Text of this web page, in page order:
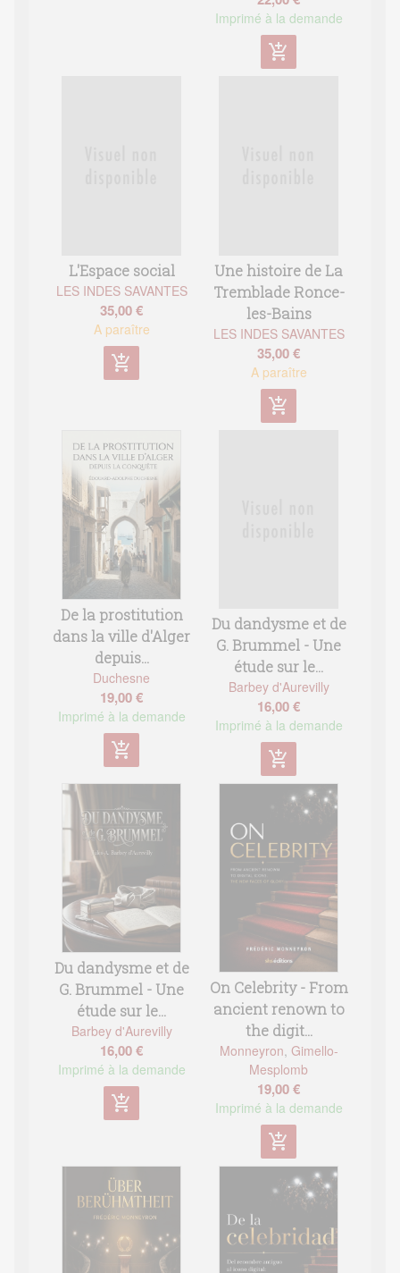
Imprimé à la demande
add_shopping_cart
L'Espace social
LES INDES SAVANTES
35,00 €
A paraître
add_shopping_cart
Une histoire de La
Tremblade Ronce-
les-Bains
LES INDES SAVANTES
35,00 €
A paraître
add_shopping_cart
De la prostitution
dans la ville d'Alger
depuis...
Duchesne
19,00 €
Imprimé à la demande
add_shopping_cart
Du dandysme et de
G. Brummel - Une
étude sur le...
Barbey d'Aurevilly
16,00 €
Imprimé à la demande
add_shopping_cart
Du dandysme et de
G. Brummel - Une
étude sur le...
Barbey d'Aurevilly
16,00 €
Imprimé à la demande
add_shopping_cart
On Celebrity - From
ancient renown to
the digit...
Monneyron, Gimello-
Mesplomb
19,00 €
Imprimé à la demande
add_shopping_cart